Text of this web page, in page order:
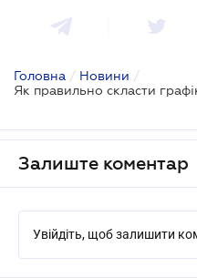
Головна / Новини /
Як правильно скласти
Залиште коментар
Увійдіть, щоб залишити